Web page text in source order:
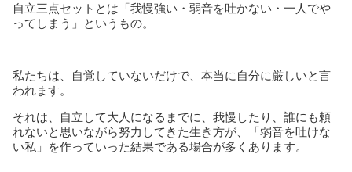
自立三点セットとは「我慢強い・弱音を吐かない・一人でや
ってしまう」というもの。
私たちは、自覚していないだけで、本当に自分に厳しいと言
われます。
それは、自立して大人になるまでに、我慢したり、誰にも頼
れないと思いながら努力してきた生き方が、「弱音を吐けな
い私」を作っていった結果である場合が多くあります。